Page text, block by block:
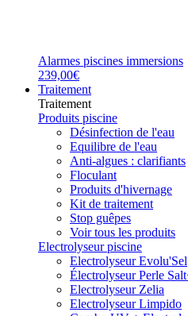
Alarmes piscines immersions
239,00€
Traitement
Traitement
Produits piscine
Désinfection de l'eau
Equilibre de l'eau
Anti-algues : clarifiants
Floculant
Produits d'hivernage
Kit de traitement
Stop guêpes
Voir tous les produits
Electrolyseur piscine
Electrolyseur Evolu'Sel
Électrolyseur Perle
Electrolyseur Zelia
Electrolyseur Limpido